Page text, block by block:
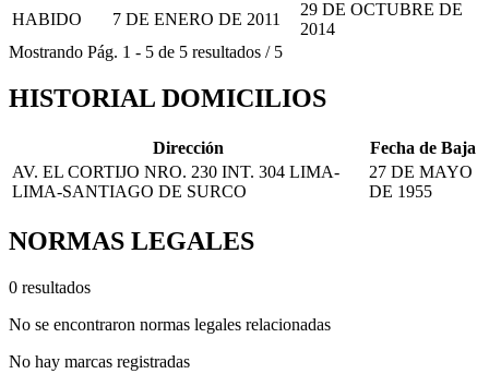
HABIDO 7 DE ENERO DE 2011
29 DE OCTUBRE DE
2014
Mostrando Pág. 1 - 5 de 5 resultados / 5
HISTORIAL DOMICILIOS
Dirección
Fecha de Baja
AV. EL CORTIJO NRO. 230 INT. 304 LIMA-
LIMA-SANTIAGO DE SURCO
27 DE MAYO
DE 1955
NORMAS LEGALES
0 resultados
No se encontraron normas legales relacionadas
No hay marcas registradas